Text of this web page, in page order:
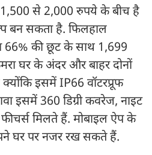
से 2,000 रुपये के बीच है
बन सकता है. फिलहाल
की छूट के साथ 1,699
घर के अंदर और बाहर दोनों
इसमें IP66 वॉटरप्रूफ
इसमें 360 डिग्री कवरेज, नाइट
मिलते हैं. मोबाइल ऐप के
घर पर नजर रख सकते हैं.